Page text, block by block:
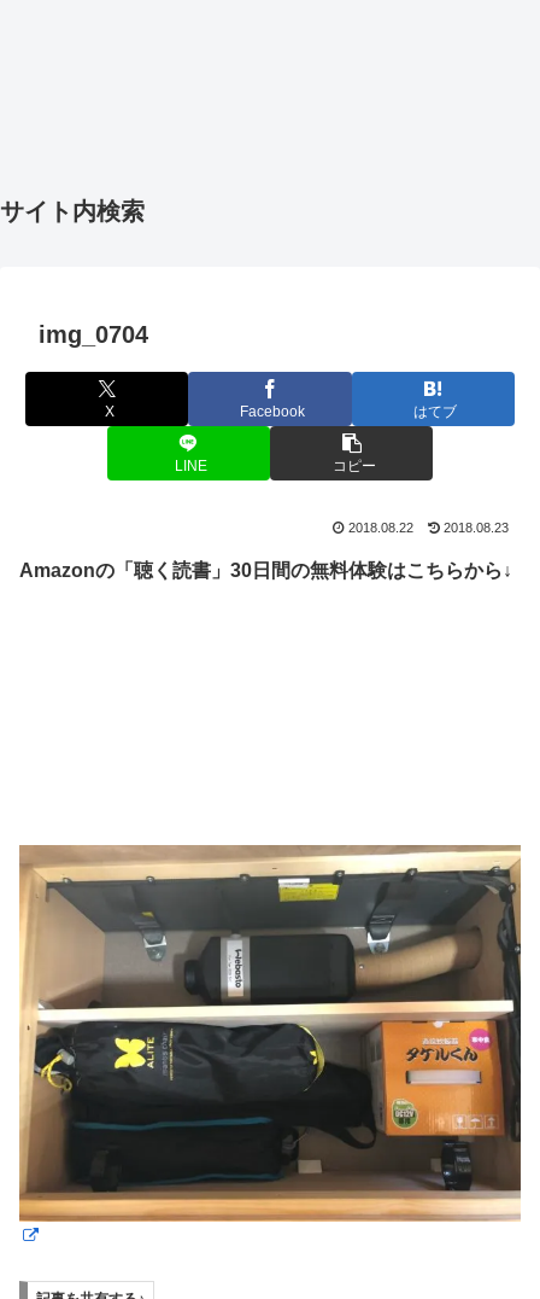
サイト内検索
img_0704
X Facebook はてブ
LINE コピー
2018.08.22 2018.08.23
Amazonの「聴く読書」30日間の無料体験はこちらから↓